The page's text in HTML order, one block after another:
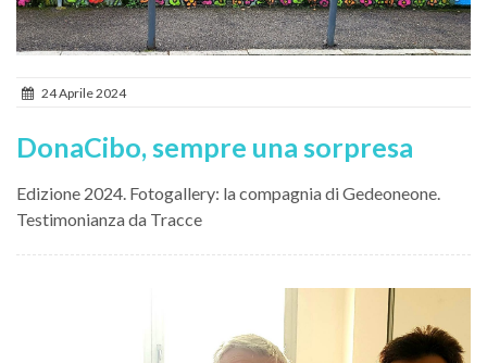
24 Aprile 2024
DonaCibo, sempre una sorpresa
Edizione 2024. Fotogallery: la compagnia di Gedeoneone.
Testimonianza da Tracce